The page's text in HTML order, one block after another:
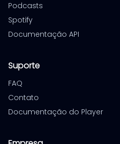
Podcasts
Spotify
Documentação API
Suporte
FAQ
Contato
Documentação do Player